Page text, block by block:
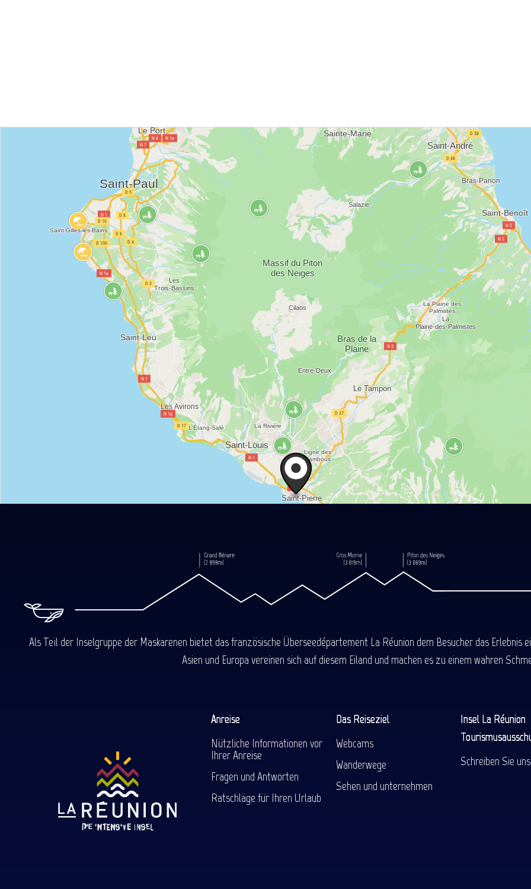
Als Teil der Inselgruppe der Maskarenen bietet das französische Überseedépartement La Réunion dem Besucher das Erlebnis
Asien und Europa vereinen sich auf diesem Eiland und machen es zu einem wahren
Anreise
Nützliche Informationen vor
Ihrer Anreise
Fragen und Antworten
Ratschläge für Ihren Urlaub
Das Reiseziel
Webcams
Wanderwege
Sehen und unternehmen
Insel La Réunion
Schreiben Sie uns